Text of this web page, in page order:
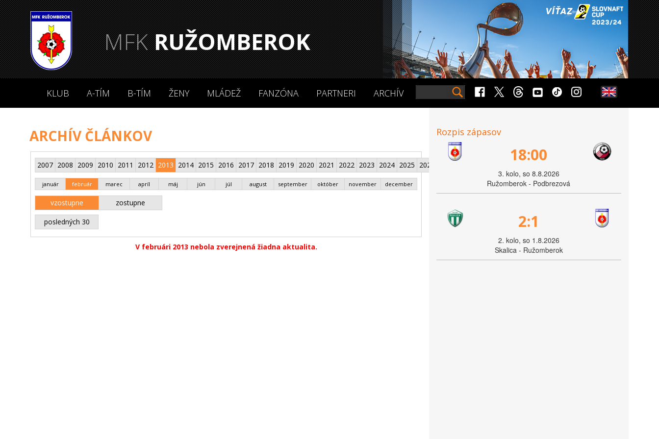
MFKRUŽOMBEROK
KLUB A-TÍM B-TÍM ŽENY MLÁDEŽ FANZÓNA PARTNERI ARCHÍV
ARCHÍV ČLÁNKOV
2007 2008 2009 2010 2011 2012 2013 2014 2015 2016 2017 2018 2019 2020 2021 2022 2023 2024 2025 2026
január február marec apríl máj jún júl august september október november december
vzostupne zostupne
posledných 30
V februári 2013 nebola zverejnená žiadna aktualita.
Rozpis zápasov
18:00
3. kolo, so 8.8.2026
Ružomberok - Podbrezová
2:1
2. kolo, so 1.8.2026
Skalica - Ružomberok